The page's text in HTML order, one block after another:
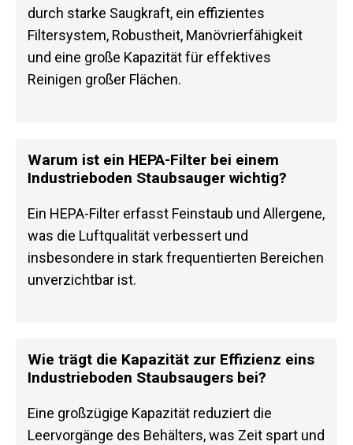
durch starke Saugkraft, ein effizientes
Filtersystem, Robustheit, Manövrierfähigkeit
und eine große Kapazität für effektives
Reinigen großer Flächen.
Warum ist ein HEPA-Filter bei einem
Industrieboden Staubsauger wichtig?
Ein HEPA-Filter erfasst Feinstaub und Allergene,
was die Luftqualität verbessert und
insbesondere in stark frequentierten Bereichen
unverzichtbar ist.
Wie trägt die Kapazität zur Effizienz eins
Industrieboden Staubsaugers bei?
Eine großzügige Kapazität reduziert die
Leervorgänge des Behälters, was Zeit spart und